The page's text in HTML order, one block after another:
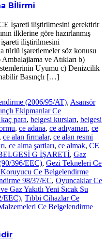
Bİlirmi
İşareti iliştirilmesini gerektirir
ilklerine göre hazırlanmış
iliştirilmesini
türlü işaretlemeler söz konusu
ve Atıkları b)
Uyumu c) Denizcilik
Basınçlı […]
(2006/95/AT), Asansör
Ekipmanlar Ce
para, belgesi kursları, belgesi
, ce adana, ce adıyaman, ce
ce alan firmalar, ce alan resmi
, ce alma şartları, ce almak, CE
G İŞARETİ, Gaz
396/EEC), Gezi Tekneleri Ce
Ce Belgelendirme
98/37/EC, Oyuncaklar Ce
ve Gaz Yakıtlı Yeni Sıcak Su
EEC), Tıbbi Cihazlar Ce
Ce Belgelendirme